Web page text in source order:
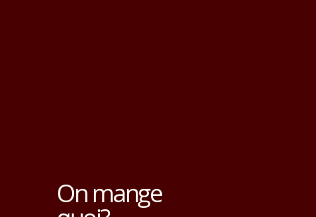
On mange